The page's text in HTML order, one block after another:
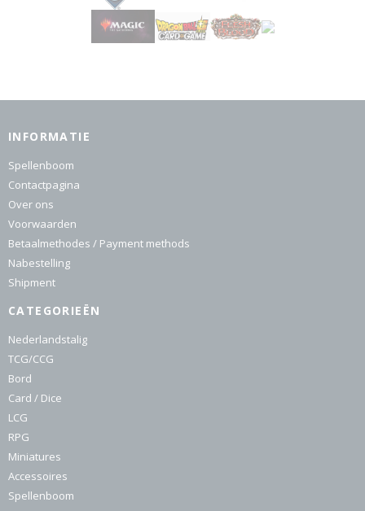
INFORMATIE
Spellenboom
Contactpagina
Over ons
Voorwaarden
Betaalmethodes / Payment methods
Nabestelling
Shipment
CATEGORIEËN
Nederlandstalig
TCG/CCG
Bord
Card / Dice
LCG
RPG
Miniatures
Accessoires
Spellenboom